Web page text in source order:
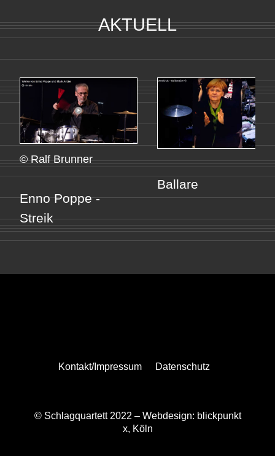
AKTUELL
© Ralf Brunner
Enno Poppe -
Streik
Ballare
Kontakt/Impressum Datenschutz
© Schlagquartett 2022 – Webdesign: blickpunkt
x, Köln